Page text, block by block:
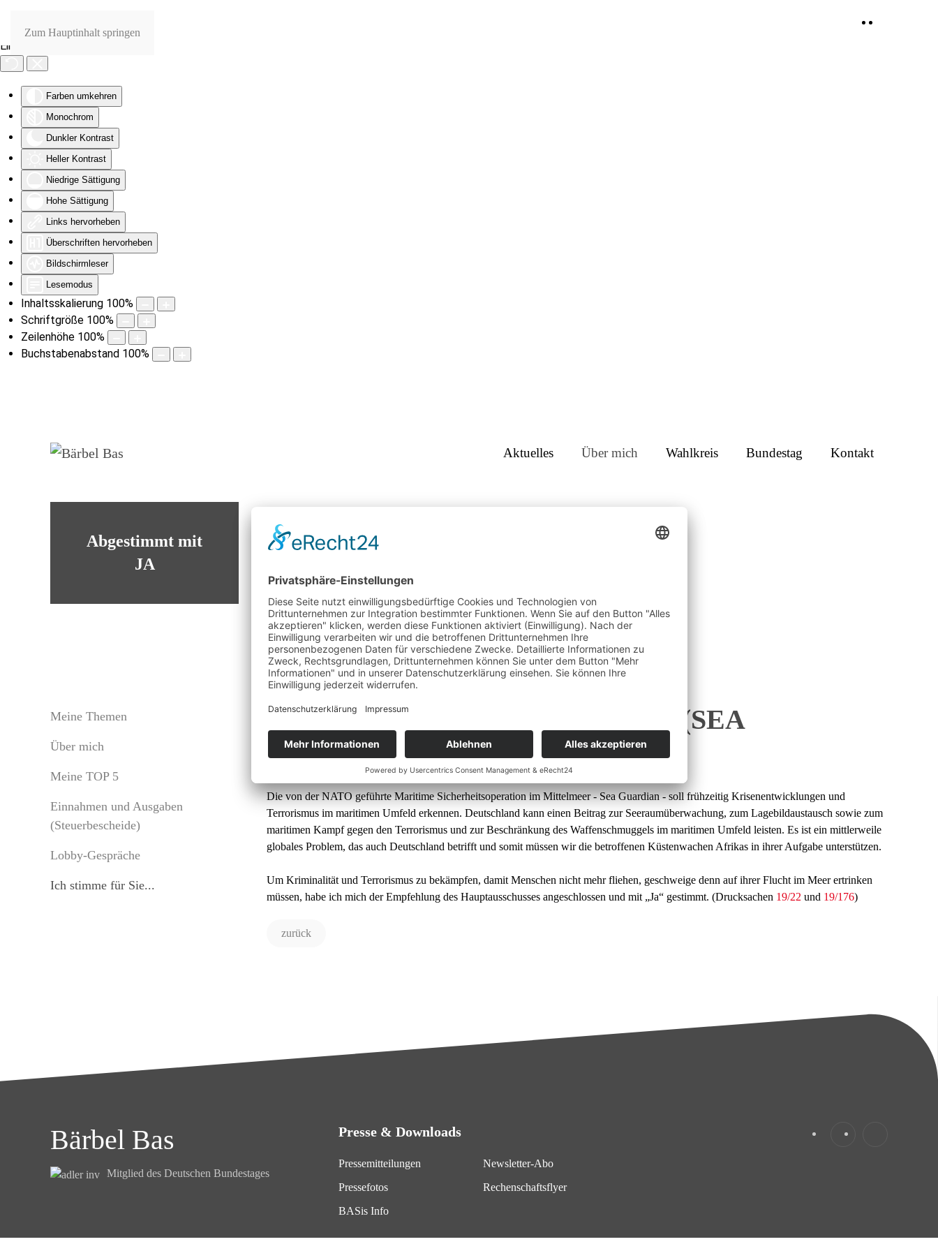
Eingabehilfen öffnen
Farben umkehren
Monochrom
Dunkler Kontrast
Heller Kontrast
Niedrige Sättigung
Hohe Sättigung
Links hervorheben
Überschriften hervorheben
Bildschirmleser
Lesemodus
Inhaltsskalierung 100%
Schriftgröße 100%
Zeilenhöhe 100%
Buchstabenabstand 100%
Zum Hauptinhalt springen
Aktuelles Über mich Wahlkreis Bundestag Kontakt
Abgestimmt mit
JA
Meine Themen
Über mich
Meine TOP 5
Einnahmen und Ausgaben
(Steuerbescheide)
Lobby-Gespräche
Ich stimme für Sie...
Bundeswehreinsatz im Mittelmeer (SEA
GUARDIAN)
Die von der NATO geführte Maritime Sicherheitsoperation im Mittelmeer - Sea Guardian - soll frühzeitig Krisenentwicklungen und
Terrorismus im maritimen Umfeld erkennen. Deutschland kann einen Beitrag zur Seeraumüberwachung, zum Lagebildaustausch sowie zum
maritimen Kampf gegen den Terrorismus und zur Beschränkung des Waffenschmuggels im maritimen Umfeld leisten. Es ist ein mittlerweile
globales Problem, das auch Deutschland betrifft und somit müssen wir die betroffenen Küstenwachen Afrikas in ihrer Aufgabe unterstützen.
Um Kriminalität und Terrorismus zu bekämpfen, damit Menschen nicht mehr fliehen, geschweige denn auf ihrer Flucht im Meer ertrinken
müssen, habe ich mich der Empfehlung des Hauptausschusses angeschlossen und mit „Ja“ gestimmt. (Drucksachen 19/22 und 19/176)
zurück
Bärbel Bas
Mitglied des Deutschen Bundestages
Presse & Downloads
Pressemitteilungen
Pressefotos
BASis Info
Newsletter-Abo
Rechenschaftsflyer